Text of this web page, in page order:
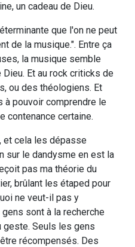
un cadeau de Dieu.
que l'on ne peut
de la musique.". Entre ça
la musique semble
Et au rock criticks de
ou des théologiens. Et
à pouvoir comprendre le
contenance certaine.
et cela les dépasse
sur le dandysme en est la
pas ma théorie du
brûlant les étaped pour
ne veut-il pas y
sont à la recherche
geste. Seuls les gens
récompensés. Des